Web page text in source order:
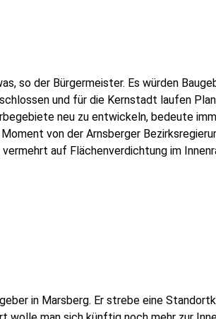
so der Bürgermeister. Es würden
und für die Kernstadt laufen
neu zu entwickeln, bedeute
von der Arnsberger
auf Flächenverdichtung im
in Marsberg. Er strebe eine